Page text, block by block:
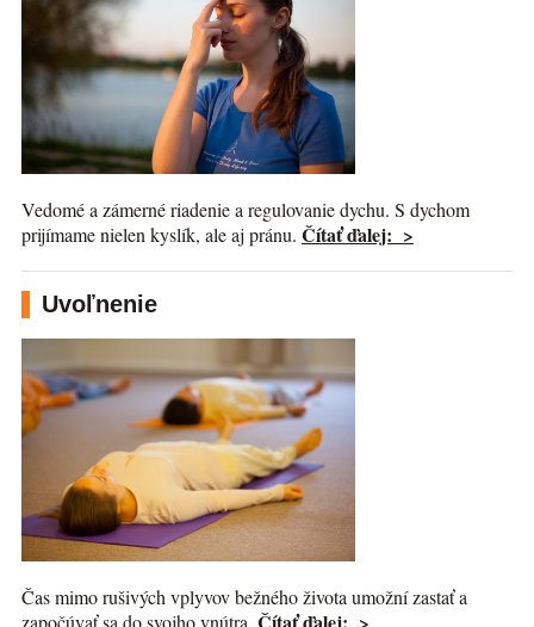
Vedomé a zámerné riadenie a regulovanie dychu. S dychom
prijímame nielen kyslík, ale aj pránu. Čítať ďalej: >
Uvoľnenie
Čas mimo rušivých vplyvov bežného života umožní zastať a
započúvať sa do svojho vnútra. Čítať ďalej: >